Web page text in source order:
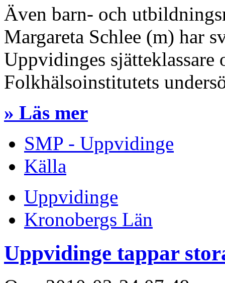
Även barn- och
Margareta Schlee (m) har
Uppvidinges sjätteklassare
Folkhälsoinstitutets
» Läs mer
SMP - Uppvidinge
Källa
Uppvidinge
Kronobergs Län
Uppvidinge tappar